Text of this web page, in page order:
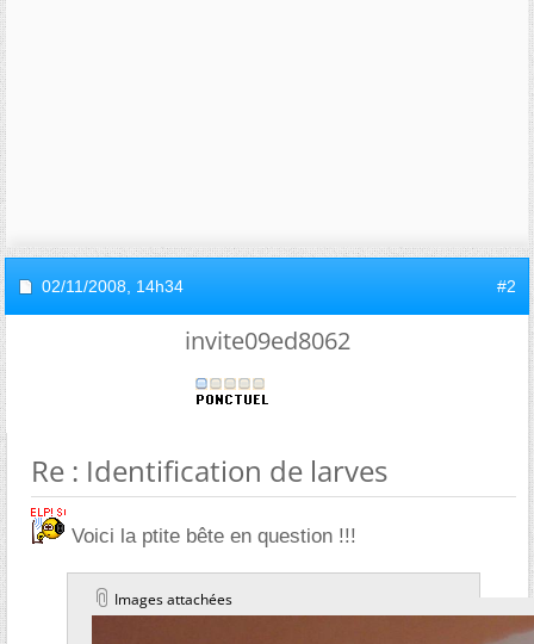
02/11/2008, 14h34 #2
invite09ed8062
Re : Identification de larves
Voici la ptite bête en question !!!
Images attachées